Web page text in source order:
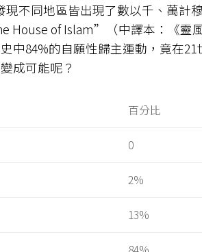
不同地區皆出現了數以千、萬計
House of Islam”（中譯本：《靈
84%的自願性歸主運動，竟在
成可能呢？
百分比
0
2%
13%